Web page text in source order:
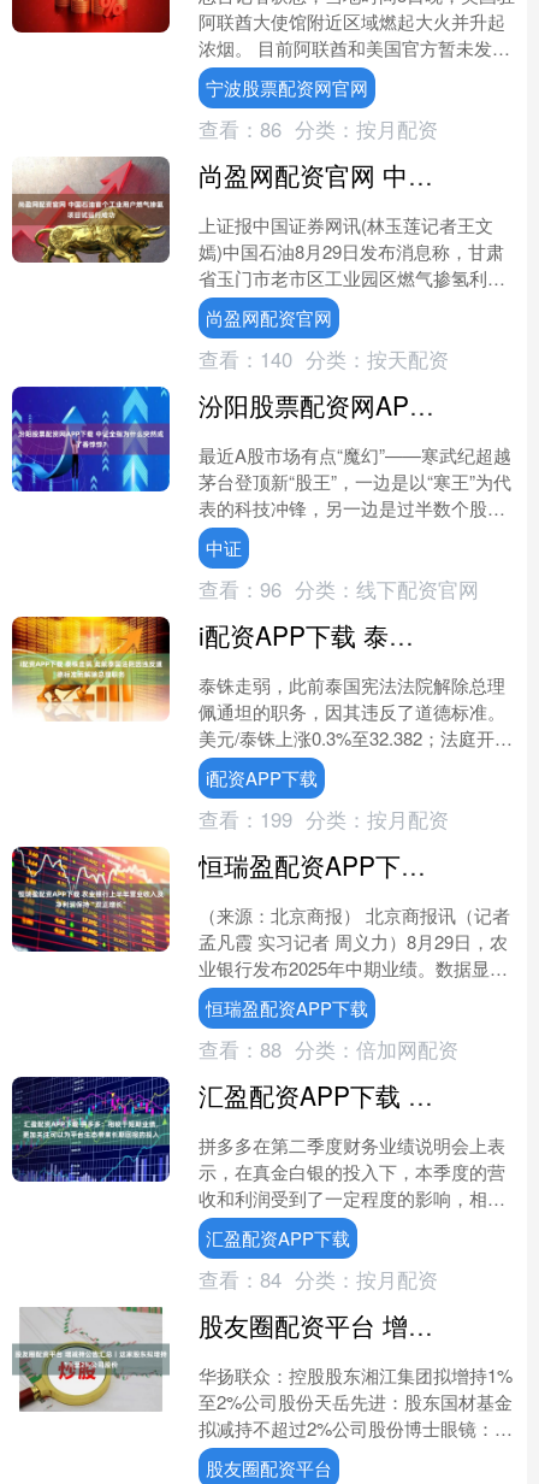
阿联酋大使馆附近区域燃起大火并升起
浓烟。 目前阿联酋和美国官方暂未发布
任何相关消息。（央视）....
宁波股票配资网官网
查看： 86 分类： 按月配资
尚盈网配资官网 中国石油首个工业用户燃气掺氢项目试运行成功
上证报中国证券网讯(林玉莲记者王文
嫣)中国石油8月29日发布消息称，甘肃
省玉门市老市区工业园区燃气掺氢利用
关键技术研究及示范应用项目于近日试
运行成功。这既开创了....
尚盈网配资官网
查看： 140 分类： 按天配资
汾阳股票配资网APP下载 中证全指为什么突然成了香饽饽？
最近A股市场有点“魔幻”——寒武纪超越
茅台登顶新“股王”，一边是以“寒王”为代
表的科技冲锋，另一边是过半数个股集
体躺平。 就在这冰火两重天的行情里，
有个细分赛道....
中证
查看： 96 分类： 线下配资官网
i配资APP下载 泰铢走弱 此前泰国法院因违反道德标准而解除总理职务
泰铢走弱，此前泰国宪法法院解除总理
佩通坦的职务，因其违反了道德标准。
美元/泰铢上涨0.3%至32.382；法庭开始
宣读判决时为32.367。 由Shinawa....
i配资APP下载
查看： 199 分类： 按月配资
恒瑞盈配资APP下载 农业银行上半年营业收入及净利润保持“双正增长”
（来源：北京商报） 北京商报讯（记者
孟凡霞 实习记者 周义力）8月29日，农
业银行发布2025年中期业绩。数据显
示，报告期内，该行上半年实现营业收
入3698亿....
恒瑞盈配资APP下载
查看： 88 分类： 倍加网配资
汇盈配资APP下载 拼多多：相较于短期业绩，更加关注可以为平台生态带来长期回报的投入
拼多多在第二季度财务业绩说明会上表
示，在真金白银的投入下，本季度的营
收和利润受到了一定程度的影响，相较
于短期业绩，我们更加关注可以为平台
生态带来长期回报的投入。....
汇盈配资APP下载
查看： 84 分类： 按月配资
股友圈配资平台 增减持公告汇总丨这家股东拟增持1%至2%公司股份
华扬联众：控股股东湘江集团拟增持1%
至2%公司股份天岳先进：股东国材基金
拟减持不超过2%公司股份博士眼镜：特
定股东江南道拟减持不超0.427%公司股
股友圈配资平台